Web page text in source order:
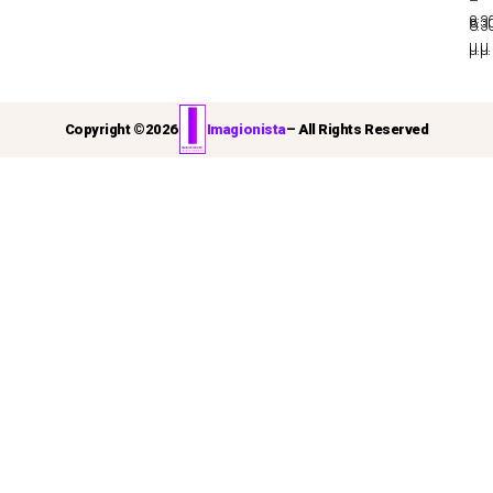
μ.μ.
μ.μ.
Copyright ©2026 Imagionista– All Rights Reserved